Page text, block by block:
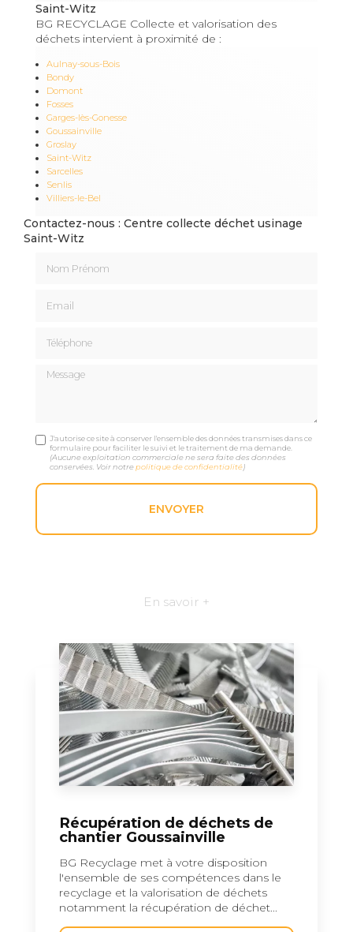
Saint-Witz
BG RECYCLAGE Collecte et valorisation des
déchets intervient à proximité de :
Aulnay-sous-Bois
Bondy
Domont
Fosses
Garges-lès-Gonesse
Goussainville
Groslay
Saint-Witz
Sarcelles
Senlis
Villiers-le-Bel
Contactez-nous : Centre collecte déchet usinage
Saint-Witz
Message
J'autorise ce site à conserver l'ensemble des données transmises dans ce
formulaire pour faciliter le suivi et le traitement de ma demande.
(Aucune exploitation commerciale ne sera faite des données
conservées. Voir notrepolitique de confidentialité)
En savoir +
Récupération de déchets de
chantier Goussainville
BG Recyclage met à votre disposition
l'ensemble de ses compétences dans le
recyclage et la valorisation de déchets
notamment la récupération de déchet...